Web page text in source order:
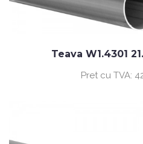
Teava W1.4301
Pret cu TVA: